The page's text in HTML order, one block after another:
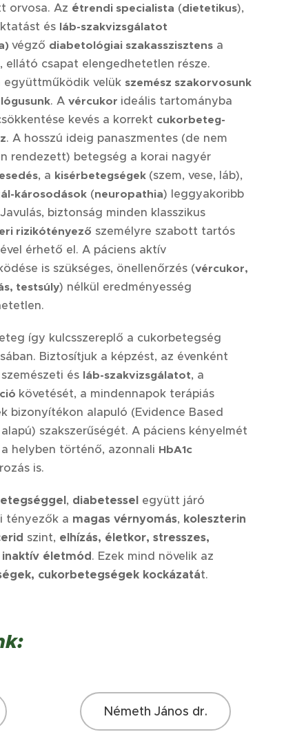
CGM jeladók
orvosa. Az étrendi specialista (dietetikus),
és láb-szakvizsgálatot
végző diabetológiai szakasszisztens a
ellátó csapat elengedhetetlen része.
együttműködik velük szemész szakorvosunk
. A vércukor ideális tartományba
kevés a korrekt cukorbeteg-
. A hosszú ideig panaszmentes (de nem
rendezett) betegség a korai nagyér
, a kisérbetegségek (szem, vese, láb),
károsodások (neuropathia) leggyakoribb
biztonság minden klasszikus
rizikótényező személyre szabott tartós
érhető el. A páciens aktív
is szükséges, önellenőrzés (vércukor,
testsúly) nélkül eredményesség
így kulcsszereplő a cukorbetegség
Biztosítjuk a képzést, az évenként
és láb-szakvizsgálatot, a
követését, a mindennapok terápiás
bizonyítékon alapuló (Evidence Based
szakszerűségét. A páciens kényelmét
helyben történő, azonnali HbA1c
is.
, diabetessel együtt járó
tényezők a magas vérnyomás, koleszterin
szint, elhízás, életkor, stresszes,
inaktív életmód. Ezek mind növelik az
cukorbetegségek kockázatát.
Németh János dr.